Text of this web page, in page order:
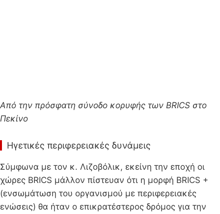
Από την πρόσφατη σύνοδο κορυφής των BRICS στο
Πεκίνο
Ηγετικές περιφερειακές δυνάμεις
Σύμφωνα με τον κ. Λιζοβόλικ, εκείνη την εποχή οι
χώρες BRICS μάλλον πίστευαν ότι η μορφή BRICS +
(ενσωμάτωση του οργανισμού με περιφερειακές
ενώσεις) θα ήταν ο επικρατέστερος δρόμος για την